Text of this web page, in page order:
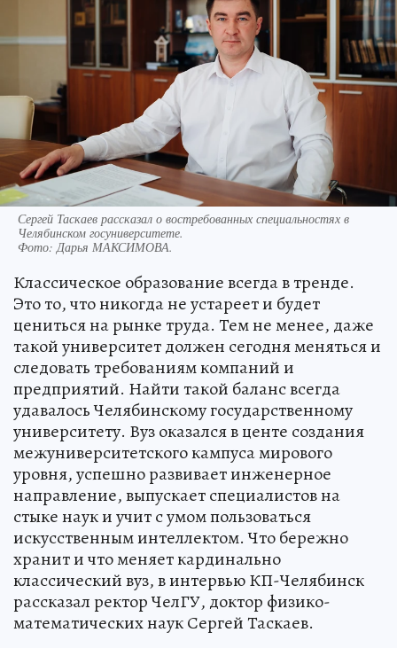
Сергей Таскаев рассказал о востребованных специальностях в
Челябинском госуниверситете.
Фото: Дарья МАКСИМОВА.
Классическое образование всегда в тренде.
Это то, что никогда не устареет и будет
цениться на рынке труда. Тем не менее, даже
такой университет должен сегодня меняться и
следовать требованиям компаний и
предприятий. Найти такой баланс всегда
удавалось Челябинскому государственному
университету. Вуз оказался в центе создания
межуниверситетского кампуса мирового
уровня, успешно развивает инженерное
направление, выпускает специалистов на
стыке наук и учит с умом пользоваться
искусственным интеллектом. Что бережно
хранит и что меняет кардинально
классический вуз, в интервью КП-Челябинск
рассказал ректор ЧелГУ, доктор физико-
математических наук Сергей Таскаев.